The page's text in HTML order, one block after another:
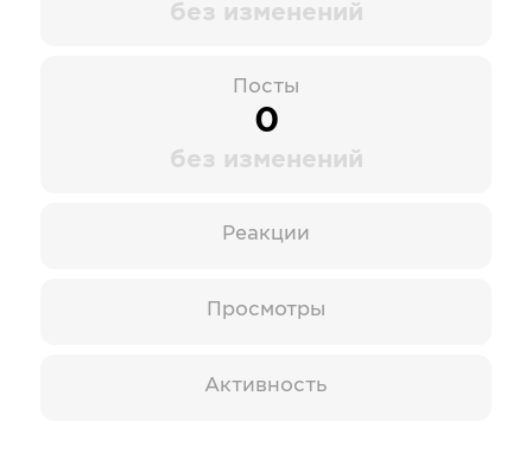
без изменений
Посты
0
без изменений
Реакции
Просмотры
Активность